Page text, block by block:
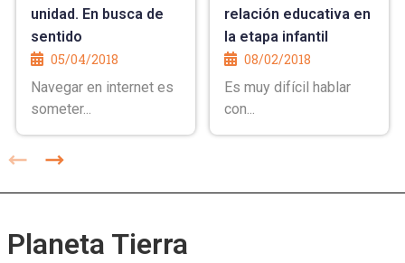
unidad. En busca de
sentido
05/04/2018
Navegar en internet es
someter...
relación educativa en
la etapa infantil
08/02/2018
Es muy difícil hablar
con...
Planeta Tierra